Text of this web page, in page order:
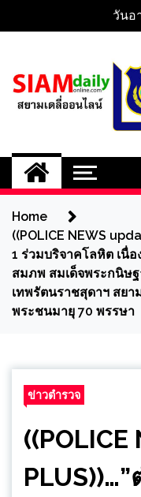
วันอ
สยา
Home
((POLICE NEWS
1 ร่วมบริจาคโลหิต เนื่
สมภพ สมเด็จพระกนิษฐ
เทพรัตนราชสุดาฯ สย
พระชนมายุ 70 พรรษา
ข่าวตำรวจ